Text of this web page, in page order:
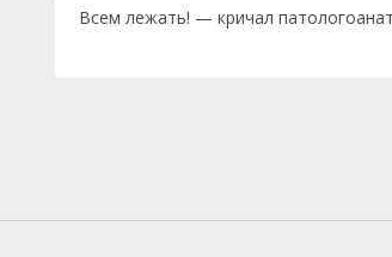
Всем лежать! — кричал